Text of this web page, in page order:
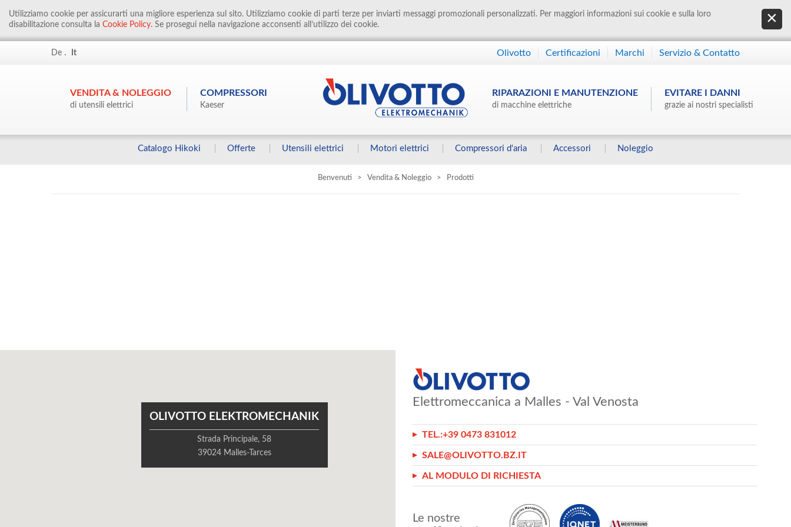
Utilizziamo cookie per assicurarti una migliore esperienza sul sito. Utilizziamo cookie di parti terze per inviarti messaggi promozionali personalizzati. Per maggiori informazioni sui cookie e sulla loro
disabilitazione consulta la Cookie Policy. Se prosegui nella navigazione acconsenti all’utilizzo dei cookie.
De . It
VENDITA & NOLEGGIO
di utensili elettrici
Catalogo Hikoki Offerte Utensili elettrici Motori elettrici Compressori d‘aria Accessori Noleggio
COMPRESSORI
Kaeser
RIPARAZIONI E MANUTENZIONE
di macchine elettriche
EVITARE I DANNI
grazie ai nostri specialisti
Olivotto Certificazioni Marchi Servizio & Contatto
Benvenuti > Vendita & Noleggio > Prodotti
OLIVOTTO ELEKTROMECHANIK
Strada Principale, 58
39024 Malles-Tarces
Elettromeccanica a Malles - Val Venosta
TEL.:+39 0473 831012
SALE@OLIVOTTO.BZ.IT
AL MODULO DI RICHIESTA
Le nostre